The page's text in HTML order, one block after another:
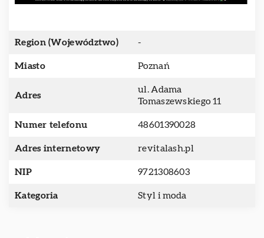
Region (Województwo) -
Miasto Poznań
Adres
ul. Adama
Tomaszewskiego 11
Numer telefonu 48601390028
Adres internetowy revitalash.pl
NIP 9721308603
Kategoria Styl i moda